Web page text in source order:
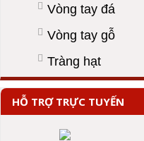
Vòng tay đá
Vòng tay gỗ
Tràng hạt
HỖ TRỢ TRỰC TUYẾN